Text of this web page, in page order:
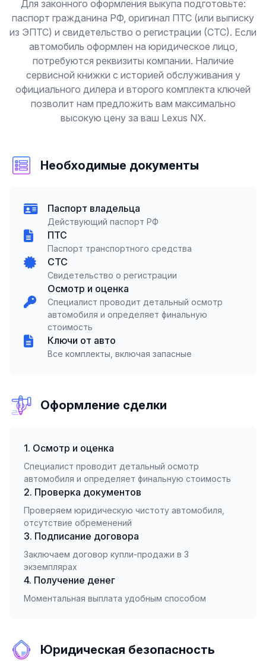
Для законного оформления выкупа подготовьте:
паспорт гражданина РФ, оригинал ПТС (или выписку
из ЭПТС) и свидетельство о регистрации (СТС). Если
автомобиль оформлен на юридическое лицо,
потребуются реквизиты компании. Наличие
сервисной книжки с историей обслуживания у
официального дилера и второго комплекта ключей
позволит нам предложить вам максимально
высокую цену за ваш Lexus NX.
Необходимые документы
Паспорт владельца
Действующий паспорт РФ
ПТС
Паспорт транспортного средства
СТС
Свидетельство о регистрации
Осмотр и оценка
Специалист проводит детальный осмотр
автомобиля и определяет финальную
стоимость
Ключи от авто
Все комплекты, включая запасные
Оформление сделки
1. Осмотр и оценка
Специалист проводит детальный осмотр
автомобиля и определяет финальную стоимость
2. Проверка документов
Проверяем юридическую чистоту автомобиля,
отсутствие обременений
3. Подписание договора
Заключаем договор купли-продажи в 3
экземплярах
4. Получение денег
Моментальная выплата удобным способом
Юридическая безопасность